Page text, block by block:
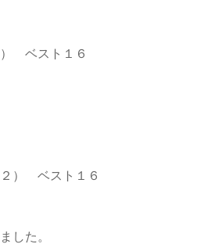
ベスト１６
） ベスト１６
した。